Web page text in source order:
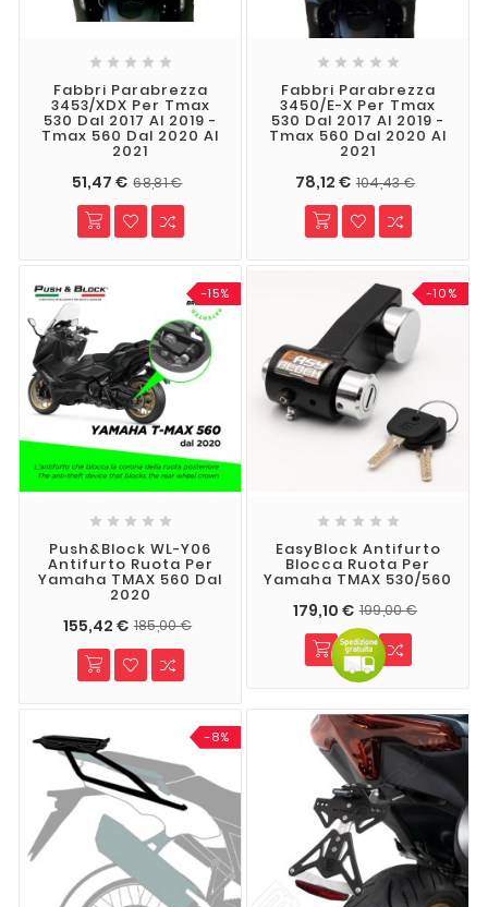
    
Fabbri Parabrezza
3453/XDX Per Tmax
530 Dal 2017 Al 2019 -
Tmax 560 Dal 2020 Al
2021
51,47 € 68,81 €
    
Fabbri Parabrezza
3450/E-X Per Tmax
530 Dal 2017 Al 2019 -
Tmax 560 Dal 2020 Al
2021
78,12 € 104,43 €
-15%
    
Push&Block WL-Y06
Antifurto Ruota Per
Yamaha TMAX 560 Dal
2020
155,42 € 185,00 €
-10%
    
EasyBlock Antifurto
Blocca Ruota Per
Yamaha TMAX 530/560
179,10 € 199,00 €
-8%